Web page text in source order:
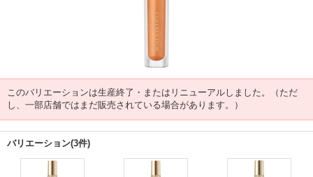
このバリエーションは生産終了・またはリニューアルしました。（ただ
し、一部店舗ではまだ販売されている場合があります。）
バリエーション(3件)